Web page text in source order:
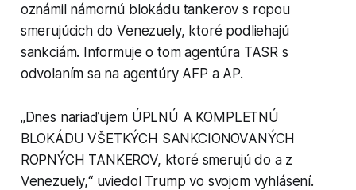
oznámil námornú blokádu tankerov s ropou
smerujúcich do Venezuely, ktoré podliehajú
sankciám. Informuje o tom agentúra TASR s
odvolaním sa na agentúry AFP a AP.
„Dnes nariaďujem ÚPLNÚ A KOMPLETNÚ
BLOKÁDU VŠETKÝCH SANKCIONOVANÝCH
ROPNÝCH TANKEROV, ktoré smerujú do a z
Venezuely,“ uviedol Trump vo svojom vyhlásení.